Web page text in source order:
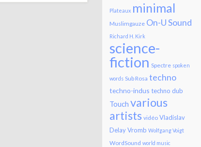
Plateaux minimal
Muslimgauze On-U Sound
Richard H. Kirk
science-
fiction Spectre spoken
words Sub Rosa techno
techno-indus techno dub
Touch various
artists vidéo Vladislav
DelayVromb Wolfgang Voigt
WordSound world music